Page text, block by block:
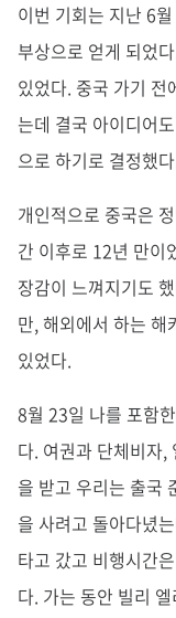
이번 기회는 지난 6
부상으로 얻게 되었
있었다. 중국 가기 전
는데 결국 아이디어
으로 하기로 결정했
개인적으로 중국은
간 이후로 12년 만이
장감이 느껴지기도
만, 해외에서 하는 해
있었다.
8월 23일 나를 포함
다. 여권과 단체비자,
을 받고 우리는 출국
을 사려고 돌아다녔
타고 갔고 비행시간
다. 가는 동안 빌리